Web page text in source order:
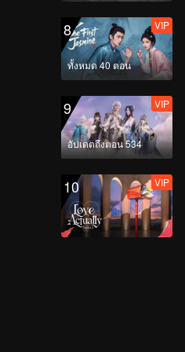
8
ทั้งหมด 40 ตอน
VIP
9
อัปเดตถึงตอน 534
VIP
10 VIP